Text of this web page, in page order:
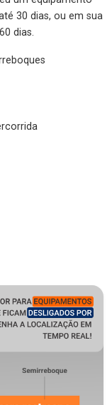
30 dias, ou em sua
dias.